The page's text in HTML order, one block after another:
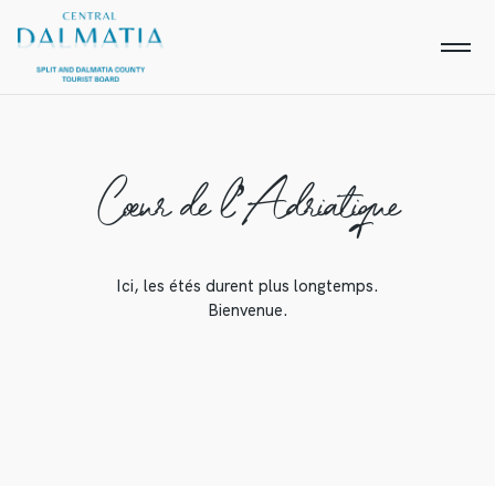
Cœur de l’Adriatique
Ici, les étés durent plus longtemps.
Bienvenue.